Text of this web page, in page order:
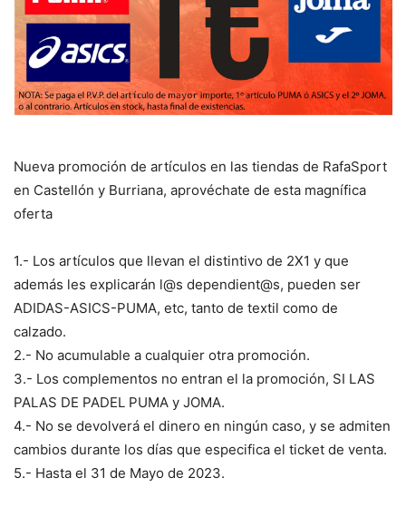
Nueva promoción de artículos en las tiendas de RafaSport
en Castellón y Burriana, aprovéchate de esta magnífica
oferta
1.- Los artículos que llevan el distintivo de 2X1 y que
además les explicarán l@s dependient@s, pueden ser
ADIDAS-ASICS-PUMA, etc, tanto de textil como de
calzado.
2.- No acumulable a cualquier otra promoción.
3.- Los complementos no entran el la promoción, SI LAS
PALAS DE PADEL PUMA y JOMA.
4.- No se devolverá el dinero en ningún caso, y se admiten
cambios durante los días que especifica el ticket de venta.
5.- Hasta el 31 de Mayo de 2023.